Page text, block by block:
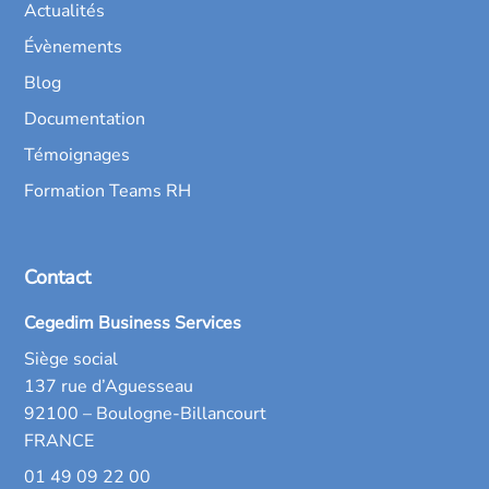
Actualités
Évènements
Blog
Documentation
Témoignages
Formation Teams RH
Contact
Cegedim Business Services
Siège social
137 rue d’Aguesseau
92100 – Boulogne-Billancourt
FRANCE
01 49 09 22 00